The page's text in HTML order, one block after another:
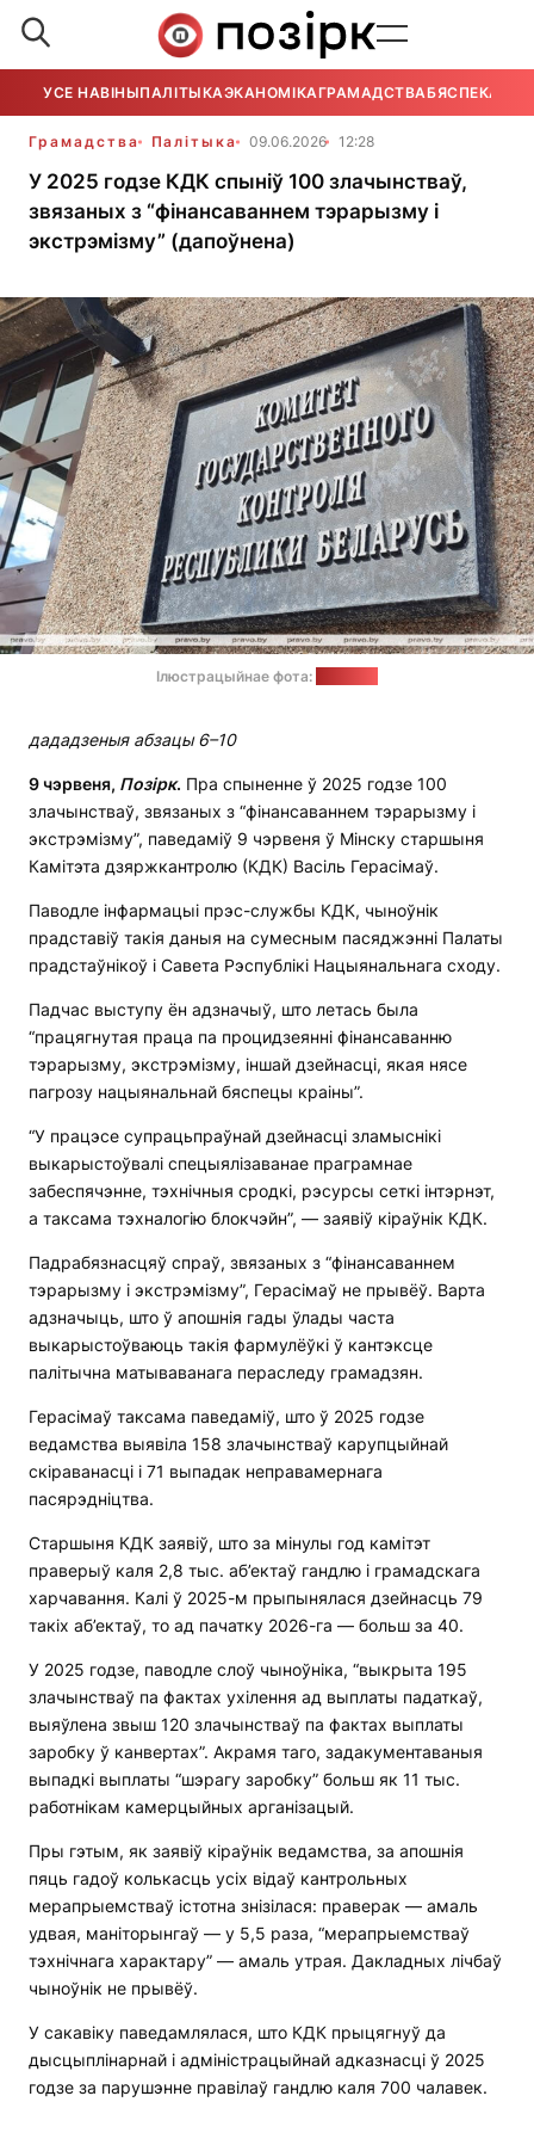
УСЕ НАВІНЫПАЛІТЫКАЭКАНОМІКАГРАМАДСТВАБЯСПЕКА
Грамадства Палітыка 09.06.2026 12:28
У 2025 годзе КДК спыніў 100 злачынстваў,
звязаных з “фінансаваннем тэрарызму і
экстрэмізму” (дапоўнена)
Ілюстрацыйнае фота:
дададзеныя абзацы 6–10
9 чэрвеня, Позірк. Пра спыненне ў 2025 годзе 100
злачынстваў, звязаных з “фінансаваннем тэрарызму і
экстрэмізму”, паведаміў 9 чэрвеня ў Мінску старшыня
Камітэта дзяржкантролю (КДК) Васіль Герасімаў.
Паводле інфармацыі прэс-службы КДК, чыноўнік
прадставіў такія даныя на сумесным пасяджэнні Палаты
прадстаўнікоў і Савета Рэспублікі Нацыянальнага сходу.
Падчас выступу ён адзначыў, што летась была
“працягнутая праца па процидзеянні фінансаванню
тэрарызму, экстрэмізму, іншай дзейнасці, якая нясе
пагрозу нацыянальнай бяспецы краіны”.
“У працэсе супрацьпраўнай дзейнасці зламыснікі
выкарыстоўвалі спецыялізаванае праграмнае
забеспячэнне, тэхнічныя сродкі, рэсурсы сеткі інтэрнэт,
а таксама тэхналогію блокчэйн”, — заявіў кіраўнік КДК.
Падрабязнасцяў спраў, звязаных з “фінансаваннем
тэрарызму і экстрэмізму”, Герасімаў не прывёў. Варта
адзначыць, што ў апошнія гады ўлады часта
выкарыстоўваюць такія фармулёўкі ў кантэксце
палітычна матываванага пераследу грамадзян.
Герасімаў таксама паведаміў, што ў 2025 годзе
ведамства выявіла 158 злачынстваў карупцыйнай
скіраванасці і 71 выпадак неправамернага
пасярэдніцтва.
Старшыня КДК заявіў, што за мінулы год камітэт
праверыў каля 2,8 тыс. аб’ектаў гандлю і грамадскага
харчавання. Калі ў 2025-м прыпынялася дзейнасць 79
такіх аб’ектаў, то ад пачатку 2026-га — больш за 40.
У 2025 годзе, паводле слоў чыноўніка, “выкрыта 195
злачынстваў па фактах ухілення ад выплаты падаткаў,
выяўлена звыш 120 злачынстваў па фактах выплаты
заробку ў канвертах”. Акрамя таго, задакументаваныя
выпадкі выплаты “шэрагу заробку” больш як 11 тыс.
работнікам камерцыйных арганізацый.
Пры гэтым, як заявіў кіраўнік ведамства, за апошнія
пяць гадоў колькасць усіх відаў кантрольных
мерапрыемстваў істотна знізілася: праверак — амаль
удвая, маніторынгаў — у 5,5 раза, “мерапрыемстваў
тэхнічнага характару” — амаль утрая. Дакладных лічбаў
чыноўнік не прывёў.
У сакавіку паведамлялася, што КДК прыцягнуў да
дысцыплінарнай і адміністрацыйнай адказнасці ў 2025
годзе за парушэнне правілаў гандлю каля 700 чалавек.